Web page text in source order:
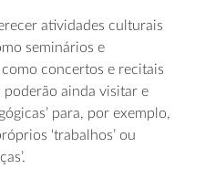
atividades culturais
seminários e
concertos e recitais
poderão ainda visitar e
para, por exemplo,
‘trabalhos’ ou